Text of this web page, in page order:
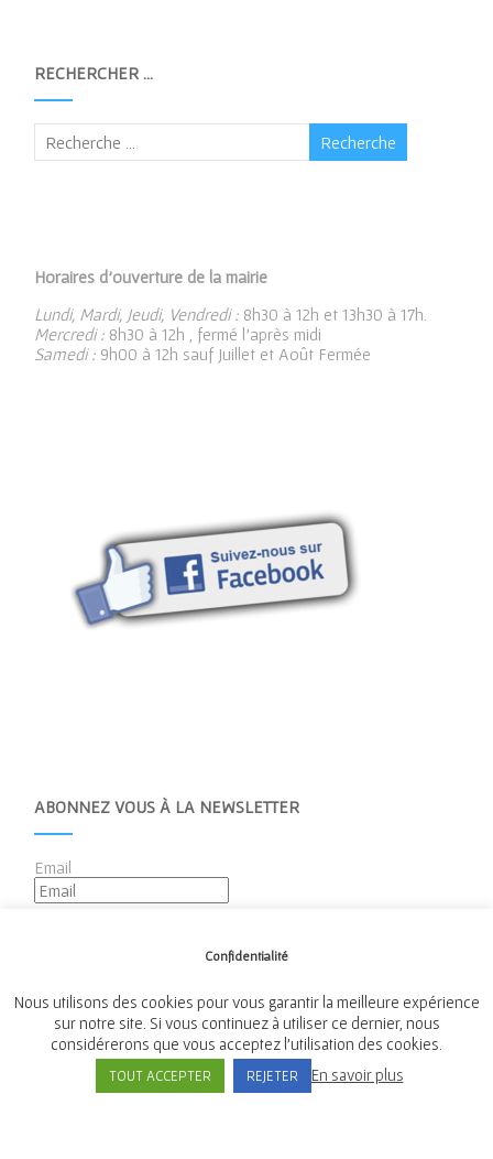
RECHERCHER …
Horaires d’ouverture de la mairie
Lundi, Mardi, Jeudi, Vendredi : 8h30 à 12h et 13h30 à 17h.
Mercredi : 8h30 à 12h , fermé l’après midi
Samedi : 9h00 à 12h sauf Juillet et Août Fermée
ABONNEZ VOUS À LA NEWSLETTER
Email
Mairie de Tréméven
Place de l'Église, 29300 Tréméven
Confidentialité
Nous utilisons des cookies pour vous garantir la meilleure expérience
sur notre site. Si vous continuez à utiliser ce dernier, nous
considérerons que vous acceptez l'utilisation des cookies.
TOUT ACCEPTER REJETER En savoir plus